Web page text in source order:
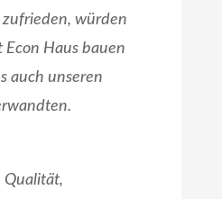
würden
Haus bauen
auch unseren
Qualität,